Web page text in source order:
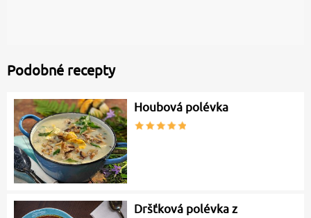
Podobné recepty
Houbová polévka
Dršťková polévka z